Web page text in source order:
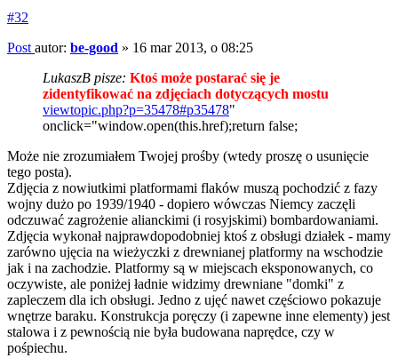
#32
Post autor: be-good » 16 mar 2013, o 08:25
LukaszB pisze: Ktoś może postarać się je
zidentyfikować na zdjęciach dotyczących mostu
viewtopic.php?p=35478#p35478"
onclick="window.open(this.href);return false;
Może nie zrozumiałem Twojej prośby (wtedy proszę o usunięcie
tego posta).
Zdjęcia z nowiutkimi platformami flaków muszą pochodzić z fazy
wojny dużo po 1939/1940 - dopiero wówczas Niemcy zaczęli
odczuwać zagrożenie alianckimi (i rosyjskimi) bombardowaniami.
Zdjęcia wykonał najprawdopodobniej ktoś z obsługi działek - mamy
zarówno ujęcia na wieżyczki z drewnianej platformy na wschodzie
jak i na zachodzie. Platformy są w miejscach eksponowanych, co
oczywiste, ale poniżej ładnie widzimy drewniane "domki" z
zapleczem dla ich obsługi. Jedno z ujęć nawet częściowo pokazuje
wnętrze baraku. Konstrukcja poręczy (i zapewne inne elementy) jest
stalowa i z pewnością nie była budowana naprędce, czy w
pośpiechu.